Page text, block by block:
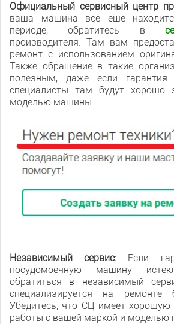
Официальный сервисный центр
ваша машина все еще
периоде, обратитесь в
производителя. Там вам
ремонт с использованием
Также обращение в такие
полезным, даже если гарантия
специалисты там будут
моделью машины.
Независимый сервис: Если
посудомоечную машину
обратиться в независимый
специализируется на ремонте
Убедитесь, что СЦ имеет
работы с вашей маркой и моделью